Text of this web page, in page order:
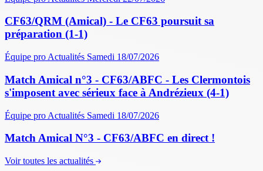
CF63/QRM (Amical) - Le CF63 poursuit sa
préparation (1-1)
Équipe pro Actualités Samedi 18/07/2026
Match Amical n°3 - CF63/ABFC - Les Clermontois
s'imposent avec sérieux face à Andrézieux (4-1)
Équipe pro Actualités Samedi 18/07/2026
Match Amical N°3 - CF63/ABFC en direct !
Voir toutes les actualités